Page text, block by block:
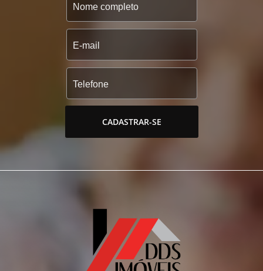
CADASTRAR-SE